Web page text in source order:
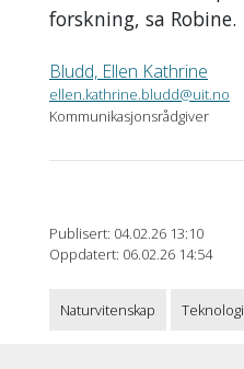
forskning, sa Robine.
Bludd, Ellen Kathrine
ellen.kathrine.bludd@uit.no
Kommunikasjonsrådgiver
Publisert: 04.02.26 13:10
Oppdatert: 06.02.26 14:54
Naturvitenskap Teknologi